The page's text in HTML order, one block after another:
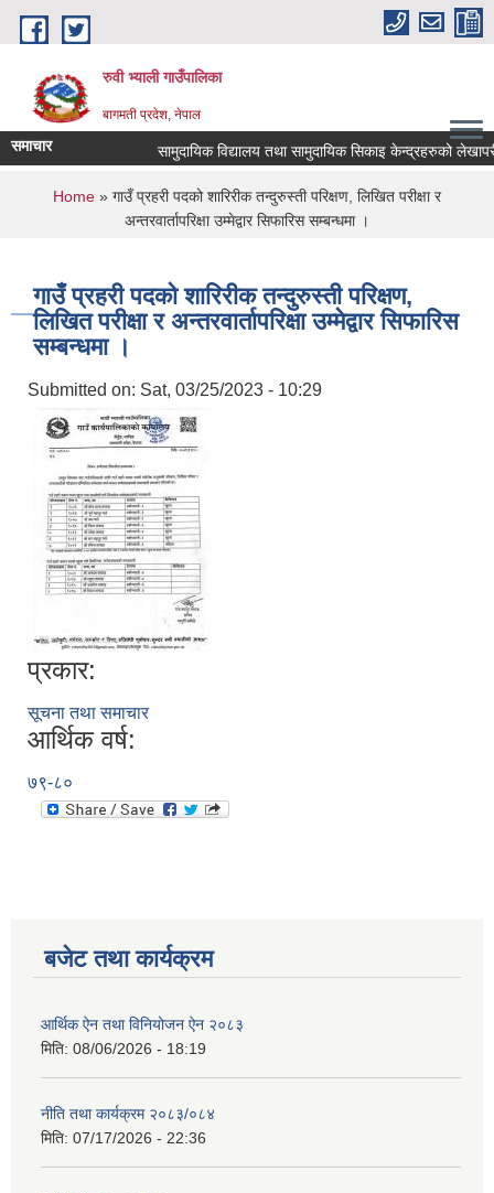
Skip to main content
रुवी भ्याली गाउँपालिका
बागमती प्रदेश, नेपाल
समाचार सामुदायिक विद्यालय तथा सामुदायिक सिकाइ केन्द्रहरुको
You are here
Home » गाउँ प्रहरी पदको शारिरीक तन्दुरुस्ती परिक्षण, लिखित परीक्षा र
अन्तरवार्तापरिक्षा उम्मेद्वार सिफारिस सम्बन्धमा ।
गाउँ प्रहरी पदको शारिरीक तन्दुरुस्ती परिक्षण,
लिखित परीक्षा र अन्तरवार्तापरिक्षा उम्मेद्वार सिफारिस
सम्बन्धमा ।
Submitted on: Sat, 03/25/2023 - 10:29
प्रकार:
सूचना तथा समाचार
आर्थिक वर्ष:
७९-८०
बजेट तथा कार्यक्रम
आर्थिक ऐन तथा विनियोजन ऐन २०८३
मिति: 08/06/2026 - 18:19
नीति तथा कार्यक्रम २०८३/०८४
मिति: 07/17/2026 - 22:36